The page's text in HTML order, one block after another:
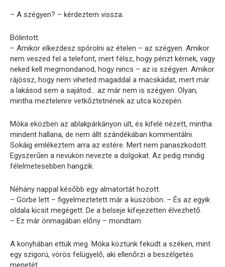
– A szégyen? – kérdeztem vissza.
Bólintott.
– Amikor elkezdesz spórolni az ételen – az szégyen. Amikor
nem veszed fel a telefont, mert félsz, hogy pénzt kérnek, vagy
neked kell megmondanod, hogy nincs – az is szégyen. Amikor
rájössz, hogy nem viheted magaddal a macskádat, mert már
a lakásod sem a sajátod… az már nem is szégyen. Olyan,
mintha meztelenre vetkőztetnének az utca közepén.
Móka eközben az ablakpárkányon ült, és kifelé nézett, mintha
mindent hallana, de nem állt szándékában kommentálni.
Sokáig emlékeztem arra az estére. Mert nem panaszkodott.
Egyszerűen a nevükön nevezte a dolgokat. Az pedig mindig
félelmetesebben hangzik.
Néhány nappal később egy almatortát hozott.
– Görbe lett – figyelmeztetett már a küszöbön. – És az egyik
oldala kicsit megégett. De a belseje kifejezetten élvezhető.
– Ez már önmagában előny – mondtam.
A konyhában ettük meg. Móka köztünk feküdt a széken, mint
egy szigorú, vörös felügyelő, aki ellenőrzi a beszélgetés
menetét.